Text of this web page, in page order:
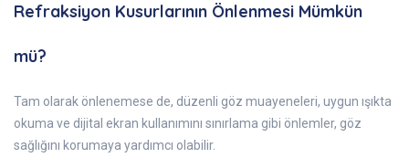
Refraksiyon Kusurlarının Önlenmesi Mümkün
mü?
Tam olarak önlenemese de, düzenli göz muayeneleri, uygun ışıkta
okuma ve dijital ekran kullanımını sınırlama gibi önlemler, göz
sağlığını korumaya yardımcı olabilir.